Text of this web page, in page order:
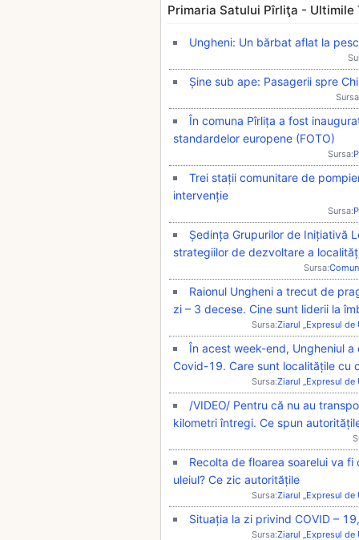
Primaria Satului Pîrliţa -
Ungheni: Un bărbat aflat la
Șine sub ape: Pasagerii spre
În comuna Pîrlița a fost
standardelor europene (FOTO)
Sursa:
Trei stații comunitare de
intervenție
Sursa:
Ședința Grupurilor de Inițiativă
strategiilor de dezvoltare a
Sursa:
Raionul Ungheni a trecut de
zi – 3 decese. Cine sunt liderii la
Sursa:Ziarul „Expresul de
În acest week-end, Ungheniul
Covid-19. Care sunt localitățile cu
Sursa:Ziarul „Expresul de
/VIDEO/ Pentru că nu au
kilometri întregi. Ce spun
Recolta de floarea soarelui va
uleiul? Ce zic autoritățile
Sursa:Ziarul „Expresul de
Situația la zi privind COVID –
Sursa:Ziarul „Expresul de